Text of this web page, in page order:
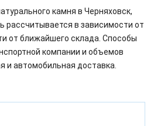
камня в Черняховск,
рассчитывается в зависимости от
от ближайшего склада. Способы
компании и объемов
и автомобильная доставка.